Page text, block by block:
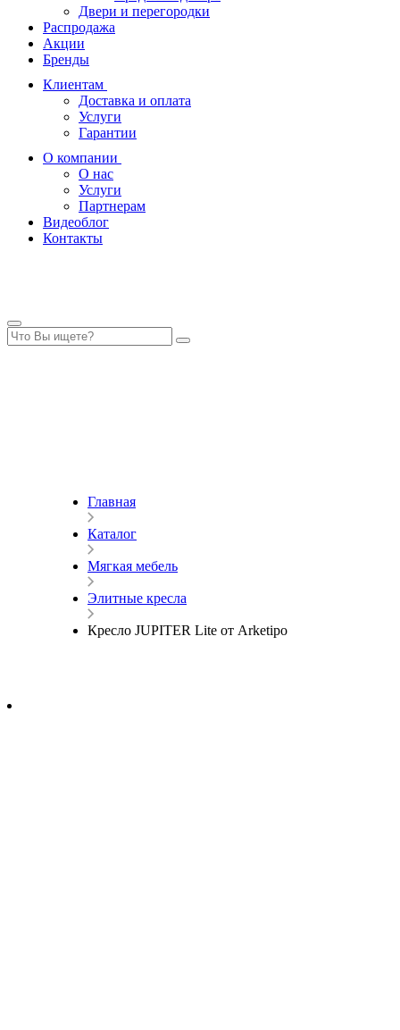
Двери и перегородки
Распродажа
Акции
Бренды
Клиентам
Доставка и оплата
Услуги
Гарантии
О компании
О нас
Услуги
Партнерам
Видеоблог
Контакты
Главная
Каталог
Мягкая мебель
Элитные кресла
Кресло JUPITER Lite от Arketipo